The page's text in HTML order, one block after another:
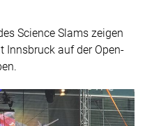
Science Slams zeigen
Innsbruck auf der Open-